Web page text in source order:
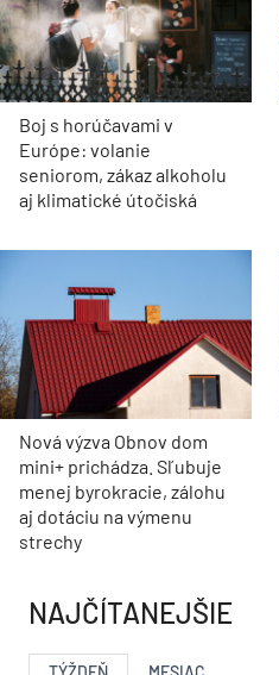
Boj s horúčavami v
Európe: volanie
seniorom, zákaz alkoholu
aj klimatické útočiská
Nová výzva Obnov dom
mini+ prichádza. Sľubuje
menej byrokracie, zálohu
aj dotáciu na výmenu
strechy
NAJČÍTANEJŠIE